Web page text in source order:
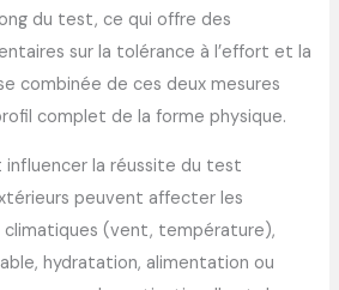
du test, ce qui offre des
sur la tolérance à l’effort et la
combinée de ces deux mesures
complet de la forme physique.
influencer la réussite du test
peuvent affecter les
(vent, température),
hydratation, alimentation ou